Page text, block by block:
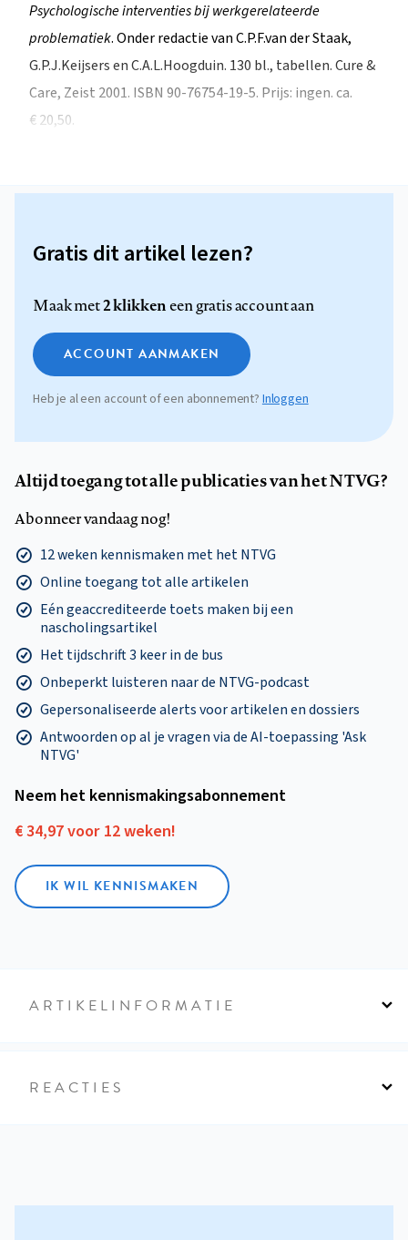
Psychologische interventies bij werkgerelateerde
problematiek. Onder redactie van C.P.F.van der Staak,
G.P.J.Keijsers en C.A.L.Hoogduin. 130 bl., tabellen. Cure &
Care, Zeist 2001. ISBN 90-76754-19-5. Prijs: ingen. ca.
€ 20,50.
Gratis dit artikel lezen?
Maak met2 klikkeneen gratis account aan
ACCOUNT AANMAKEN
Heb je al een account of een abonnement? Inloggen
Altijd toegang tot alle publicaties van het NTVG?
Abonneer vandaag nog!
12 weken kennismaken met het NTVG
Online toegang tot alle artikelen
Eén geaccrediteerde toets maken bij een
nascholingsartikel
Het tijdschrift 3 keer in de bus
Onbeperkt luisteren naar de NTVG-podcast
Gepersonaliseerde alerts voor artikelen en dossiers
Antwoorden op al je vragen via de AI-toepassing 'Ask
NTVG'
Neem het kennismakings­abonnement
€ 34,97 voor 12 weken!
IK WIL KENNISMAKEN
ARTIKELINFORMATIE
REACTIES